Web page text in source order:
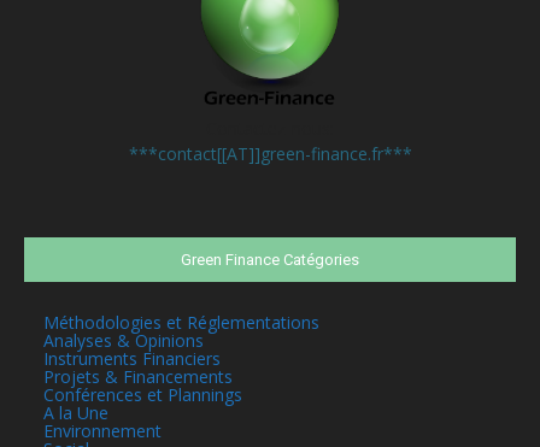
***contact[[AT]]green-finance.fr***
Green Finance Catégories
Méthodologies et Réglementations
Analyses & Opinions
Instruments Financiers
Projets & Financements
Conférences et Plannings
A la Une
Environnement